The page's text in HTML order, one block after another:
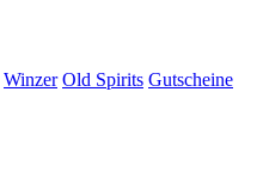
Winzer Old Spirits Gutscheine